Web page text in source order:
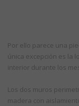
Por ello parece una
única excepción es la
interior durante los
Los dos muros
madera con